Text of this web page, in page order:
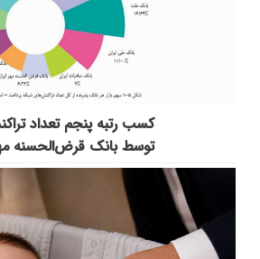
کسب رتبه پنجم تعداد
توسط بانک قرض‌الحسنه